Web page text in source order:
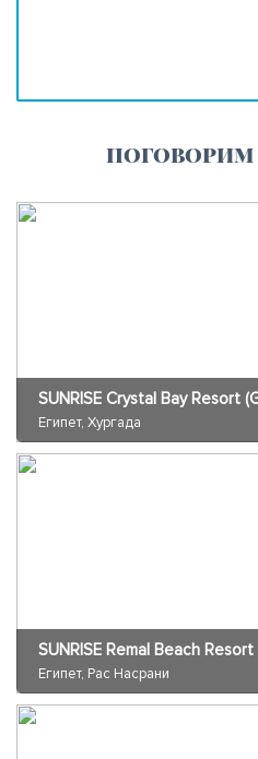
ПОГОВОРИМ
SUNRISE Crystal Bay Resort
Египет, Хургада
SUNRISE Remal Beach Resort
Египет, Рас Насрани